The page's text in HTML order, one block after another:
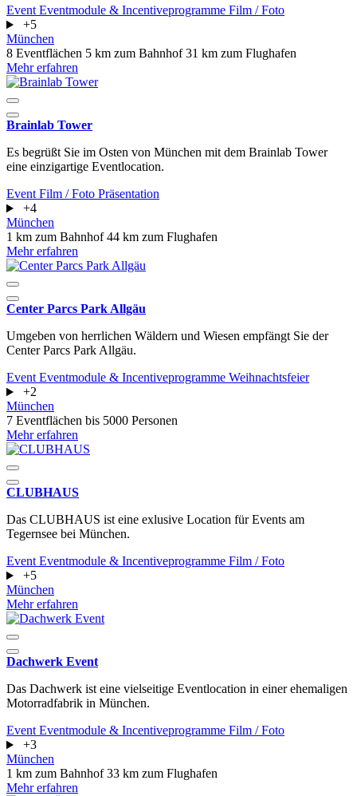
Event Eventmodule & Incentiveprogramme Film / Foto
+5
München
8 Eventflächen 5 km zum Bahnhof31 km zum Flughafen
Mehr erfahren
Brainlab Tower
Es begrüßt Sie im Osten von München mit dem Brainlab Tower
eine einzigartige Eventlocation.
Event Film / Foto Präsentation
+4
München
1 km zum Bahnhof44 km zum Flughafen
Mehr erfahren
Center Parcs Park Allgäu
Umgeben von herrlichen Wäldern und Wiesen empfängt Sie der
Center Parcs Park Allgäu.
Event Eventmodule & Incentiveprogramme Weihnachtsfeier
+2
München
7 Eventflächen bis 5000 Personen
Mehr erfahren
CLUBHAUS
Das CLUBHAUS ist eine exlusive Location für Events am
Tegernsee bei München.
Event Eventmodule & Incentiveprogramme Film / Foto
+5
München
Mehr erfahren
Dachwerk Event
Das Dachwerk ist eine vielseitige Eventlocation in einer ehemaligen
Motorradfabrik in München.
Event Eventmodule & Incentiveprogramme Film / Foto
+3
München
1 km zum Bahnhof33 km zum Flughafen
Mehr erfahren